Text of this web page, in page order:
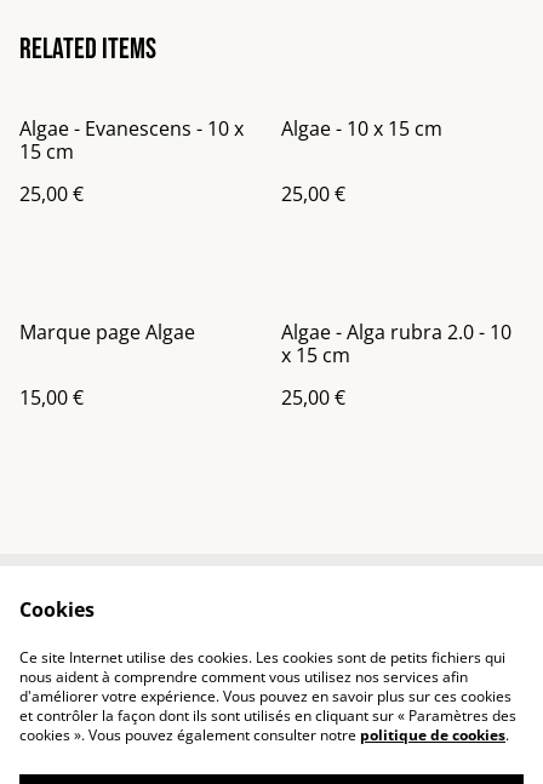
Related items
Algae - Evanescens - 10 x
15 cm
25,00 €
Algae - 10 x 15 cm
25,00 €
Marque page Algae
15,00 €
Algae - Alga rubra 2.0 - 10
x 15 cm
25,00 €
Politique de
confidentialité
Politique de cookies
Cookies
Ce site Internet utilise des cookies. Les cookies sont de petits fichiers qui
nous aident à comprendre comment vous utilisez nos services afin
d'améliorer votre expérience. Vous pouvez en savoir plus sur ces cookies
et contrôler la façon dont ils sont utilisés en cliquant sur « Paramètres des
cookies ». Vous pouvez également consulter notre politique de cookies.